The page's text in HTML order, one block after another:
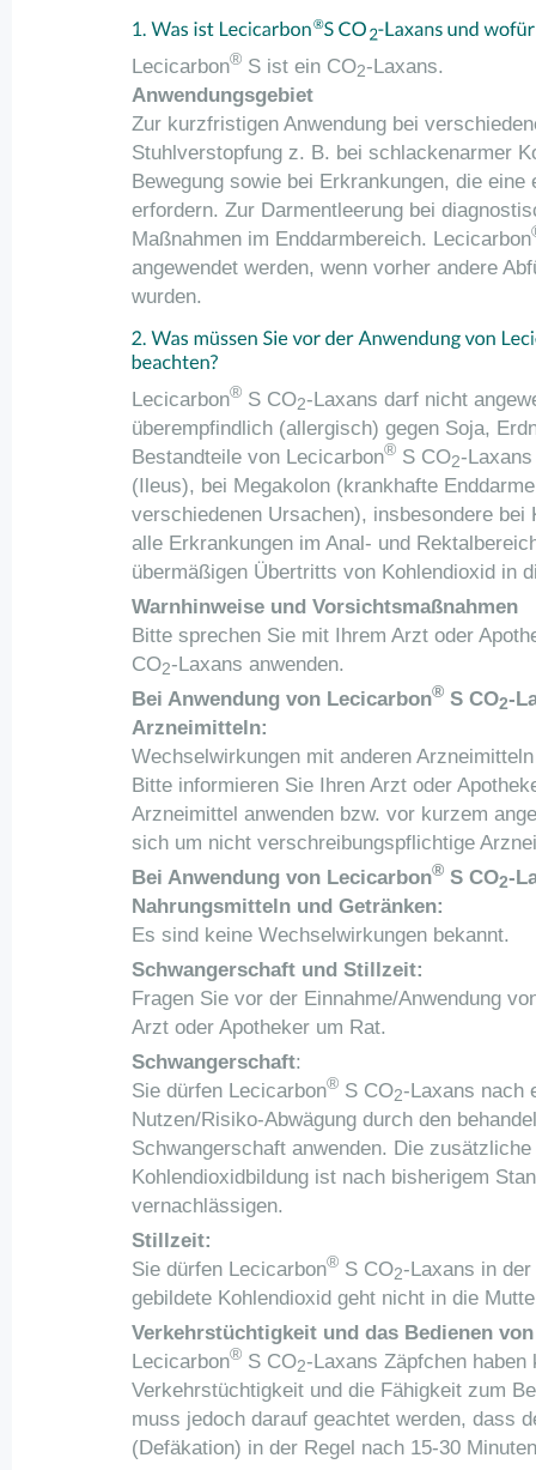
Lecicarbon® S ist ein CO2-Laxans.
Anwendungsgebiet
Zur kurzfristigen Anwendung bei
Stuhlverstopfung z. B. bei schlackenarmer
Bewegung sowie bei Erkrankungen, die
erfordern. Zur Darmentleerung bei
Maßnahmen im Enddarmbereich. Lecicarbon
angewendet werden, wenn vorher andere
wurden.
Lecicarbon® S CO2-Laxans darf nicht
überempfindlich (allergisch) gegen Soja,
Bestandteile von Lecicarbon® S CO2-
(Ileus), bei Megakolon (krankhafte
verschiedenen Ursachen), insbesondere bei
alle Erkrankungen im Anal- und
übermäßigen Übertritts von Kohlendioxid in
Warnhinweise und Vorsichtsmaßnahmen
Bitte sprechen Sie mit Ihrem Arzt oder
CO2-Laxans anwenden.
Bei Anwendung von Lecicarbon® S CO2-
Arzneimitteln:
Wechselwirkungen mit anderen
Bitte informieren Sie Ihren Arzt oder
Arzneimittel anwenden bzw. vor kurzem
sich um nicht verschreibungspflichtige
Bei Anwendung von Lecicarbon® S CO2-
Nahrungsmitteln und Getränken:
Es sind keine Wechselwirkungen bekannt.
Schwangerschaft und Stillzeit:
Fragen Sie vor der Einnahme/Anwendung
Arzt oder Apotheker um Rat.
Schwangerschaft:
Sie dürfen Lecicarbon® S CO2-Laxans nach
Nutzen/Risiko-Abwägung durch den
Schwangerschaft anwenden. Die
Kohlendioxidbildung ist nach bisherigem
vernachlässigen.
Stillzeit:
Sie dürfen Lecicarbon® S CO2-Laxans in
gebildete Kohlendioxid geht nicht in die
Verkehrstüchtigkeit und das Bedienen
Lecicarbon® S CO2-Laxans Zäpfchen haben
Verkehrstüchtigkeit und die Fähigkeit zum
muss jedoch darauf geachtet werden, dass
(Defäkation) in der Regel nach 15-30